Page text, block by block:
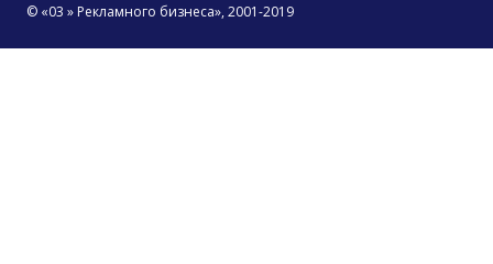
© «03 » Рекламного бизнеса», 2001-2019